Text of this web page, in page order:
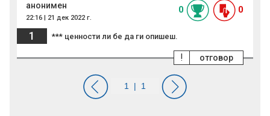
анонимен
22:16 | 21 дек 2022 г.
0 0
1 *** ценности ли бе да ги опишеш.
отговор
!